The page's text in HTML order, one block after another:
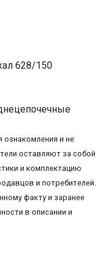
628/150
и не
оставляют за собой
и комплектацию
и потребителей.
факту и заранее
в описании и